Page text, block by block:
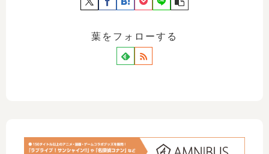
葉をフォローする